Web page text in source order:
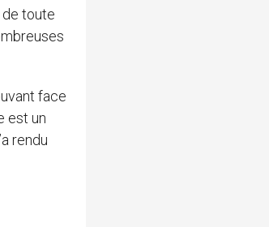
de toute
face
est un
rendu